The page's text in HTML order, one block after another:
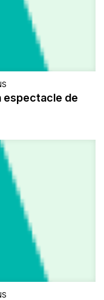
espectacle de